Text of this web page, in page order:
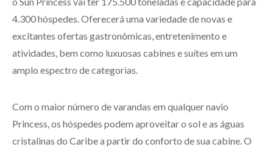
4.300 hóspedes. Oferecerá uma variedade de novas e
excitantes ofertas gastronômicas, entretenimento e
atividades, bem como luxuosas cabines e suítes em um
amplo espectro de categorias.
Com o maior número de varandas em qualquer navio
Princess, os hóspedes podem aproveitar o sol e as águas
cristalinas do Caribe a partir do conforto de sua cabine. O